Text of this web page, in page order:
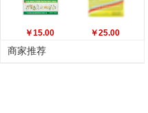
￥15.00 ￥25.00
商家推荐